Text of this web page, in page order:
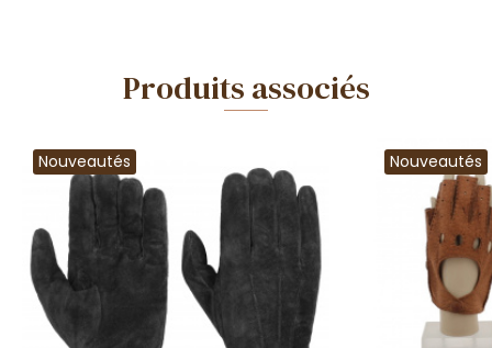
Produits associés
Nouveautés Nouveautés